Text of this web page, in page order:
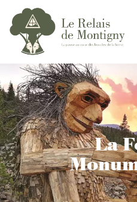
Bienvenue
L’hôtel
Le restaurant
Le Bois
Séminaire
La